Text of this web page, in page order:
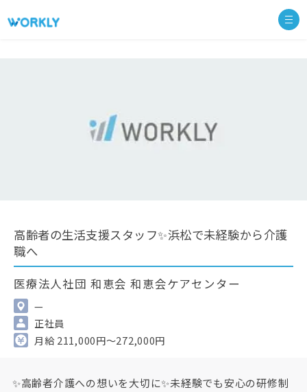
高齢者の生活支援スタッフ✨浜松で未経験から介護
職へ
医療法人社団 和恵会 和恵会ケアセンター
—
正社員
月給 211,000円～272,000円
✨高齢者介護への想いを大切に✨未経験でも安心の研修制